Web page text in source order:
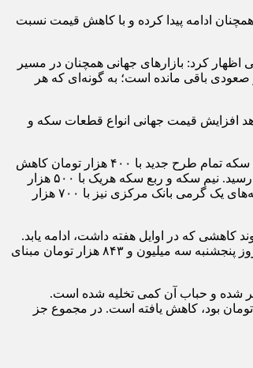
در بازارهای داخلی همچنان ادامه پیدا کرده و با کاهش قیمت نسبت
اظهار کرد: بازارهای جهانی همچنان در مسیر
باقی مانده است؛ به گونه‌ای که هر
افزایش قیمت جهانی انواع قطعات سکه و
کشتی‌آرای در رابطه با آخرین قیمت سکه و طلا در بازار در پایان هفته (آخرین معاملات روز گذشته/پنجشنبه) و تغییرات آن نسبت به ابتدای هفته، گفت: هر قطعه‌ سکه تمام طرح جدید با ۴٠٠ هزار تومان کاهش
نسبت به ابتدای هفته‌، در آخرین معاملات دیروز به ۴۴ میلیون و ٩٠٠ هزار تومان و سکه تمام طرح قدیم نیز با ٨٠٠ تومان کاهش به ۴١ میلیون و ۵٠٠ هزار تومان رسید. نیم سکه و ربع سکه هریک با ۵٠٠ هزار
تومان کاهش نسبت به ابتدای هفته در آخرین معاملات پایانی هفته، به ترتیب ٢۶ میلیون و ٣٠٠ هزار تومان و ١۶ میلیون و ٣٠٠ هزار تومان تعیین قیمت شدند. سکه‌های یک گرمی بانک مرکزی نیز با ٧٠٠ هزار
کاهشی که در اوایل هفته داشت، ادامه یابد.
هر مثقال طلای ١٧ عیار روز پایان هفته ١۶ میلیون و ۶۵٠ هزار تومان قیمت داشت. هر گرم طلای ١٨ عیار اما حدود ۶٠ هزار تومان افزایش در آخرین معاملات روز پنجشنبه سه میلیون و ٨۴٣ هزار تومان مبنای
تر شده و حباب آن کمی تخلیه شده است.
در کانال هشت میلیون تومان بود، کاهش یافته است. در مجموع جز